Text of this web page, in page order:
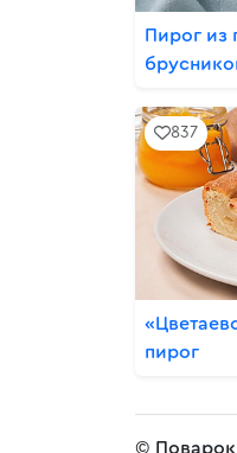
Пирог из
837
пирог
© Поварок